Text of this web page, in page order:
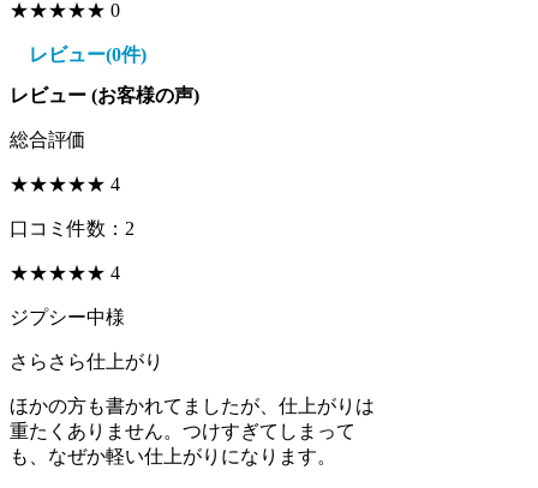
★★★★★ 0
レビュー(0件)
レビュー (お客様の声)
総合評価
★★★★★ 4
口コミ件数： 2
★★★★★ 4
ジプシー中様
さらさら仕上がり
ほかの方も書かれてましたが、仕上がりは
重たくありません。つけすぎてしまって
も、なぜか軽い仕上がりになります。